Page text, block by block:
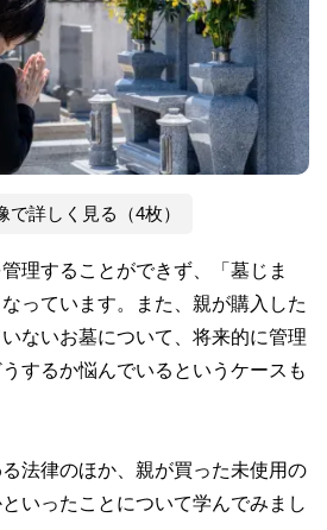
で詳しく見る（4枚）
理することができず、「墓じま
っています。また、親が購入した
ないお墓について、将来的に管理
するか悩んでいるというケースも
法律のほか、親が買った未使用の
いったことについて学んでみまし